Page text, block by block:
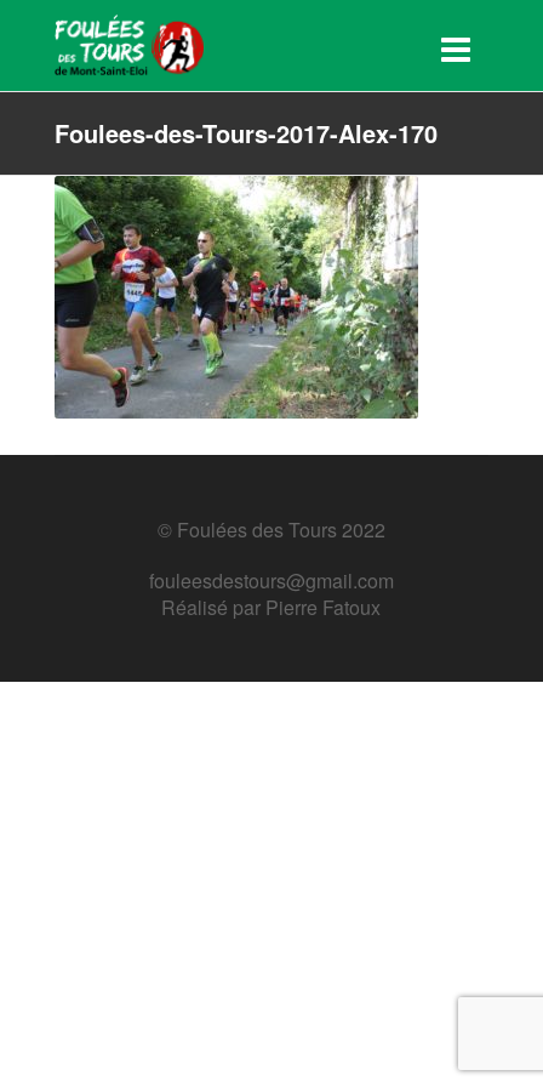
Foulees-des-Tours-2017-Alex-170
© Foulées des Tours 2022
fouleesdestours@gmail.com
Réalisé par Pierre Fatoux